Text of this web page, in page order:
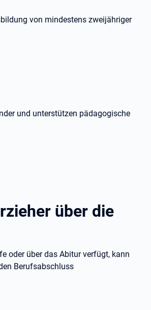
von mindestens zweijähriger
und unterstützen pädagogische
über die
oder über das Abitur verfügt, kann
Berufsabschluss